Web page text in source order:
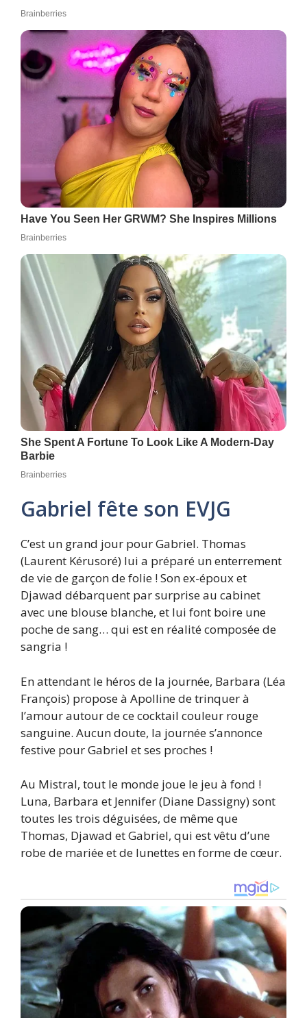
Gabriel fête son EVJG
C’est un grand jour pour Gabriel. Thomas
(Laurent Kérusoré) lui a préparé un enterrement
de vie de garçon de folie ! Son ex-époux et
Djawad débarquent par surprise au cabinet
avec une blouse blanche, et lui font boire une
poche de sang… qui est en réalité composée de
sangria !
En attendant le héros de la journée, Barbara (Léa
François) propose à Apolline de trinquer à
l’amour autour de ce cocktail couleur rouge
sanguine. Aucun doute, la journée s’annonce
festive pour Gabriel et ses proches !
Au Mistral, tout le monde joue le jeu à fond !
Luna, Barbara et Jennifer (Diane Dassigny) sont
toutes les trois déguisées, de même que
Thomas, Djawad et Gabriel, qui est vêtu d’une
robe de mariée et de lunettes en forme de cœur.